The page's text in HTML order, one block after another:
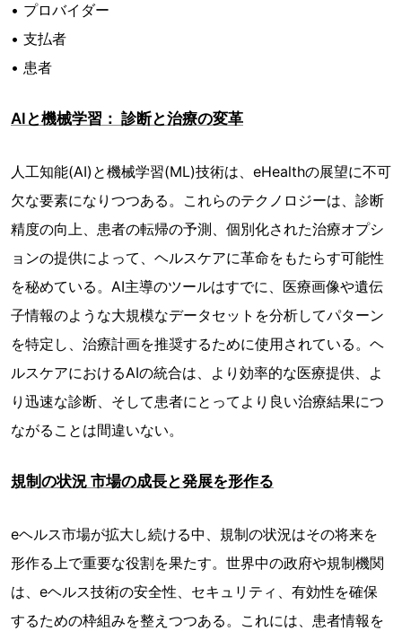
• プロバイダー
• 支払者
• 患者
AIと機械学習： 診断と治療の変革
人工知能(AI)と機械学習(ML)技術は、eHealthの展望に不可
欠な要素になりつつある。これらのテクノロジーは、診断
精度の向上、患者の転帰の予測、個別化された治療オプシ
ョンの提供によって、ヘルスケアに革命をもたらす可能性
を秘めている。AI主導のツールはすでに、医療画像や遺伝
子情報のような大規模なデータセットを分析してパターン
を特定し、治療計画を推奨するために使用されている。ヘ
ルスケアにおけるAIの統合は、より効率的な医療提供、よ
り迅速な診断、そして患者にとってより良い治療結果につ
ながることは間違いない。
規制の状況 市場の成長と発展を形作る
eヘルス市場が拡大し続ける中、規制の状況はその将来を
形作る上で重要な役割を果たす。世界中の政府や規制機関
は、eヘルス技術の安全性、セキュリティ、有効性を確保
するための枠組みを整えつつある。これには、患者情報を